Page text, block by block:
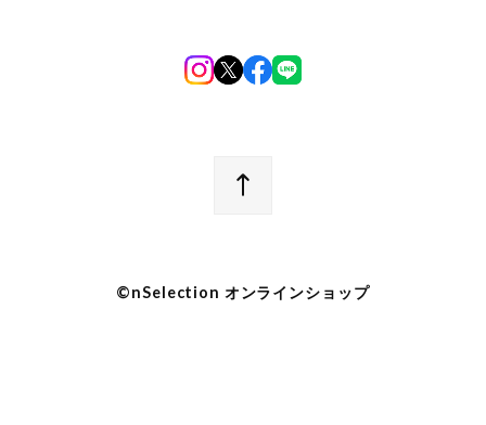
©︎nSelection オンラインショップ